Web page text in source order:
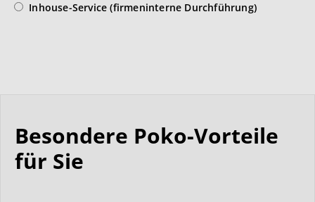
Inhouse-Service (firmeninterne Durchführung)
Besondere Poko-Vorteile
für Sie